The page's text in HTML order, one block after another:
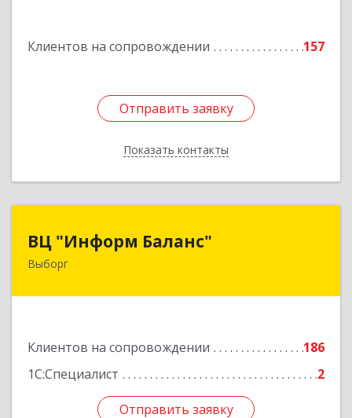
Клиентов на сопровождении 157
Отправить заявку
Показать контакты
Подробнее
Отправить заявку
Назад
ВЦ "Информ Баланс"
Выборг
Клиентов на сопровождении
186
1С:Специалист
2
Отправить заявку
188800, Ленинградская обл, Выборгский р-н,
Отправить заявку